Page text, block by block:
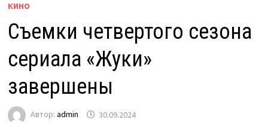
КИНО
Съемки четвертого сезона
сериала «Жуки»
завершены
Автор: admin 30.09.2024